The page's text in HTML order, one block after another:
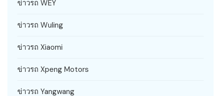
ข่าวรถ WEY
ข่าวรถ Wuling
ข่าวรถ Xiaomi
ข่าวรถ Xpeng Motors
ข่าวรถ Yangwang